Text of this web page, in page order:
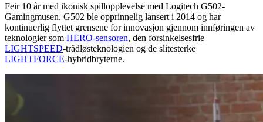
Feir 10 år med ikonisk spillopplevelse med Logitech G502-
Gamingmusen. G502 ble opprinnelig lansert i 2014 og har
kontinuerlig flyttet grensene for innovasjon gjennom innføringen av
teknologier som HERO-sensoren, den forsinkelsesfrie
LIGHTSPEED-trådløsteknologien og de slitesterke
LIGHTFORCE-hybridbryterne.